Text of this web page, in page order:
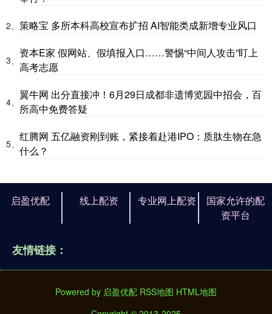
2、 策略宝 多所本科高校宣布扩招 AI智能类成新增专业风口
3、
资本E家 假网站、假填报入口……警惕“中间人攻击”盯上
高考志愿
4、
翼牛网 出分直接冲！6月29日成都非遗博览园中招会，百
所高中免费答疑
5、
红腾网 五亿融资刚到账，紧接着赴港IPO：质肽生物在急
什么？
启盈优配 线上配资 专业网上配资
国家允许的配
资平台
友情链接：
Powered by 启盈优配 RSS地图 HTML地图